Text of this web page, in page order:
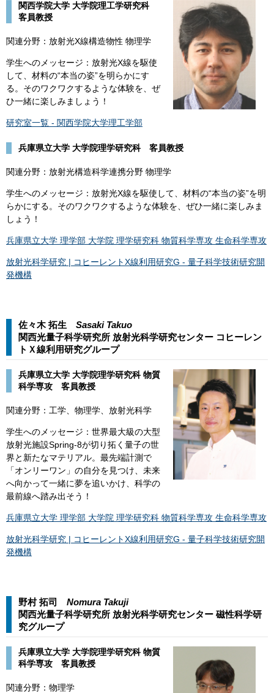
関西学院大学 大学院理工学研究科
客員教授
関連分野：放射光X線構造物性 物理学
学生へのメッセージ：放射光X線を駆使
して、材料の“本当の姿”を明らかにす
る。そのワクワクするような体験を、ぜ
ひ一緒に楽しみましょう！
研究室一覧 - 関西学院大学理工学部
兵庫県立大学 大学院理学研究科 客員教授
関連分野：放射光構造科学連携分野 物理学
学生へのメッセージ：放射光X線を駆使して、材料の“本当の姿”を明
らかにする。そのワクワクするような体験を、ぜひ一緒に楽しみま
しょう！
兵庫県立大学 理学部 大学院 理学研究科 物質科学専攻 生命科学専攻
放射光科学研究 | コヒーレントX線利用研究G - 量子科学技術研究開
発機構
佐々木 拓生 Sasaki Takuo​​
関西光量子科学研究所 放射光科学研究センター コヒーレン
トＸ線利用研究グループ​
兵庫県立大学 大学院理学研究科 物質
科学専攻 客員教授
関連分野：工学、物理学、放射光科学
学生へのメッセージ：​世界最大級の大型
放射光施設Spring-8が切り拓く量子の世
界と新たなマテリアル。最先端計測で
「オンリーワン」の自分を見つけ、未来
へ向かって一緒に夢を追いかけ、科学の
最前線へ踏み出そう！​
兵庫県立大学 理学部 大学院 理学研究科 物質科学専攻 生命科学専攻
放射光科学研究 | コヒーレントX線利用研究G - 量子科学技術研究開
発機構
野村 拓司 Nomura Takuji​​
関西光量子科学研究所 放射光科学研究センター 磁性科学研
究グループ​
兵庫県立大学 大学院理学研究科 物質
科学専攻 客員教授
関連分野：物理学